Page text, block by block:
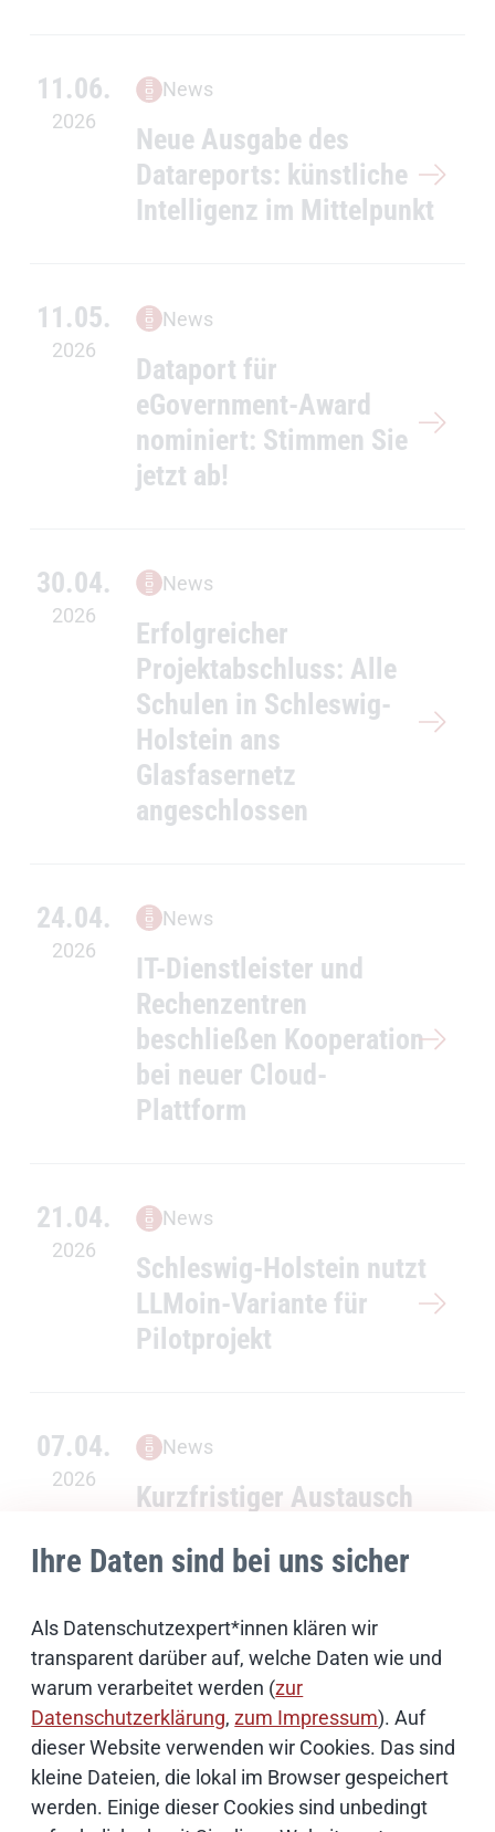
Ihre Daten sind bei uns sicher
Als Datenschutzexpert*innen klären wir
transparent darüber auf, welche Daten wie und
warum verarbeitet werden (zur
Datenschutzerklärung,zum Impressum). Auf
dieser Website verwenden wir Cookies. Das sind
kleine Dateien, die lokal im Browser gespeichert
werden. Einige dieser Cookies sind unbedingt
Neue Ausgabe des
Datareports: künstliche
Intelligenz im Mittelpunkt
News
11.06.
2026
Dataport für
eGovernment-Award
nominiert: Stimmen Sie
jetzt ab!
News
11.05.
2026
Erfolgreicher
Projektabschluss: Alle
Schulen in Schleswig-
Holstein ans
Glasfasernetz
angeschlossen
News
30.04.
2026
IT-Dienstleister und
Rechenzentren
beschließen Kooperation
bei neuer Cloud-
Plattform
News
24.04.
2026
Schleswig-Holstein nutzt
LLMoin-Variante für
Pilotprojekt
News
21.04.
2026
Kurzfristiger Austausch
D-Trust: Dataport arbeitet
betroffenen Zertifikate
auszutauschen
News
07.04.
2026
12345678910…nächste